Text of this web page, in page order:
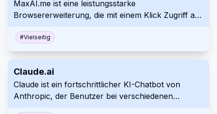
MaxAI.me ist eine leistungsstarke
Browsererweiterung, die mit einem Klick Zugriff auf
Gemini und mehr bietet. Sie steigert die
Produktivität durch Funktionen wie
Zusammenfassung, KI-Chat und
Suchmaschinenoptimierung, alles direkt auf jeder
Webseite.
#Vielseitig
Claude.ai
Claude ist ein fortschrittlicher KI-Chatbot von
Anthropic, der Benutzer bei verschiedenen